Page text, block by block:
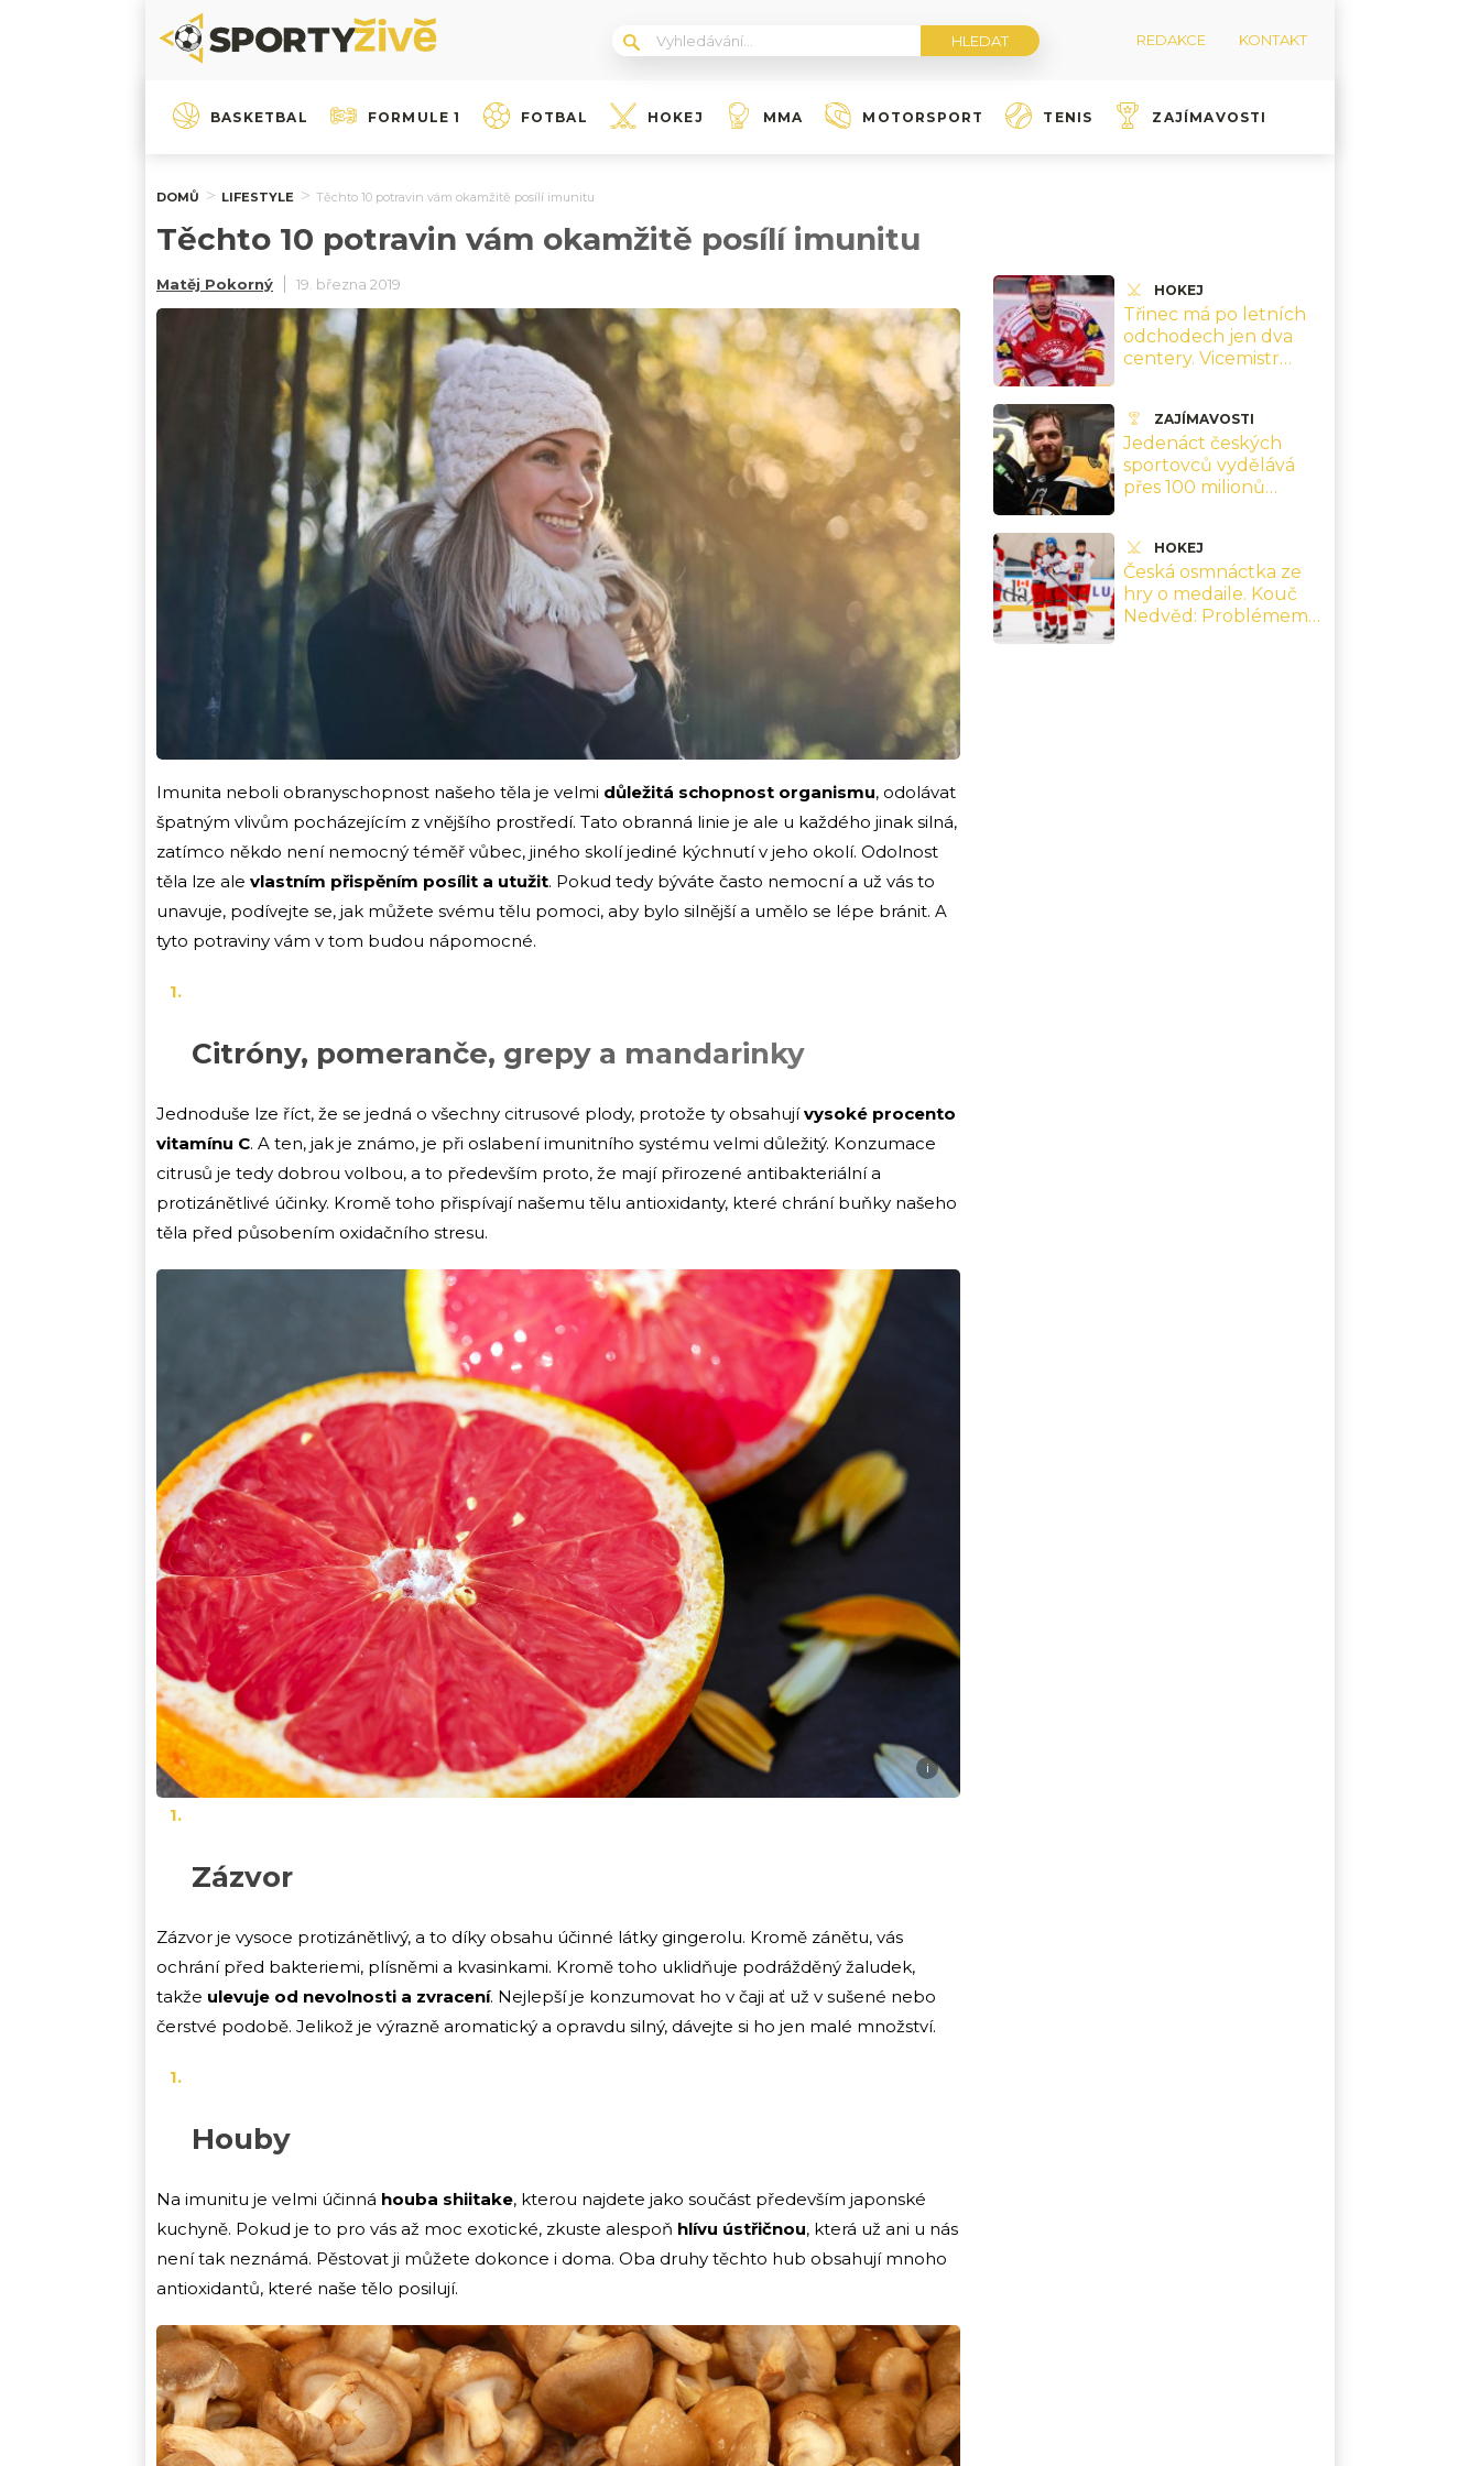
REDAKCE KONTAKT
BASKETBAL FORMULE 1 FOTBAL HOKEJ MMA MOTORSPORT TENIS ZAJÍMAVOSTI
DOMŮ LIFESTYLE Těchto 10 potravin vám okamžitě posílí imunitu
Těchto 10 potravin vám okamžitě posílí imunitu
Matěj Pokorný 19. března 2019
Imunita neboli obranyschopnost našeho těla je velmi důležitá schopnost organismu, odolávat
špatným vlivům pocházejícím z vnějšího prostředí. Tato obranná linie je ale u každého jinak silná,
zatímco někdo není nemocný téměř vůbec, jiného skolí jediné kýchnutí v jeho okolí. Odolnost
těla lze ale vlastním přispěním posílit a utužit. Pokud tedy býváte často nemocní a už vás to
unavuje, podívejte se, jak můžete svému tělu pomoci, aby bylo silnější a umělo se lépe bránit. A
tyto potraviny vám v tom budou nápomocné.
Citróny, pomeranče, grepy a mandarinky
Jednoduše lze říct, že se jedná o všechny citrusové plody, protože ty obsahujívysoké procento
vitamínu C. A ten, jak je známo, je při oslabení imunitního systému velmi důležitý. Konzumace
citrusů je tedy dobrou volbou, a to především proto, že mají přirozené antibakteriální a
protizánětlivé účinky. Kromě toho přispívají našemu tělu antioxidanty, které chrání buňky našeho
těla před působením oxidačního stresu.
i
Zázvor
Zázvor je vysoce protizánětlivý, a to díky obsahu účinné látky gingerolu. Kromě zánětu, vás
ochrání před bakteriemi, plísněmi a kvasinkami. Kromě toho uklidňuje podrážděný žaludek,
takže ulevuje od nevolnosti a zvracení. Nejlepší je konzumovat ho v čaji ať už v sušené nebo
čerstvé podobě. Jelikož je výrazně aromatický a opravdu silný, dávejte si ho jen malé množství.
Houby
Na imunitu je velmi účinná houba shiitake, kterou najdete jako součást především japonské
kuchyně. Pokud je to pro vás až moc exotické, zkuste alespoň hlívu ústřičnou, která už ani u nás
není tak neznámá. Pěstovat ji můžete dokonce i doma. Oba druhy těchto hub obsahují mnoho
antioxidantů, které naše tělo posilují.
HOKEJ
Třinec má po letních
odchodech jen dva
centery. Vicemistr
sestavě
ZAJÍMAVOSTI
Jedenáct českých
sportovců vydělává
přes 100 milionů
tři ženy
HOKEJ
Česká osmnáctka ze
hry o medaile. Kouč
Nedvěd: Problémem